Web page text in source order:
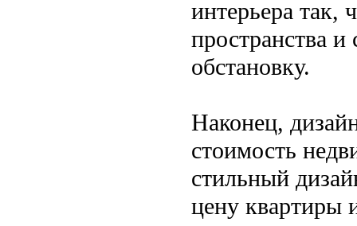
интерьера так,
пространства
обстановку.
Наконец,
стоимость
стильный
цену квартиры